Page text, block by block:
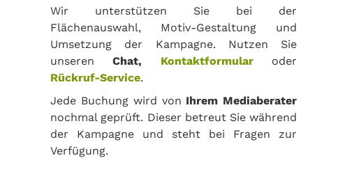
Wir unterstützen Sie bei der
Flächenauswahl, Motiv-Gestaltung und
Umsetzung der Kampagne. Nutzen Sie
unserenChat, Kontaktformularoder
Rückruf-Service.
Jede Buchung wird von Ihrem Mediaberater
nochmal geprüft. Dieser betreut Sie während
der Kampagne und steht bei Fragen zur
Verfügung.